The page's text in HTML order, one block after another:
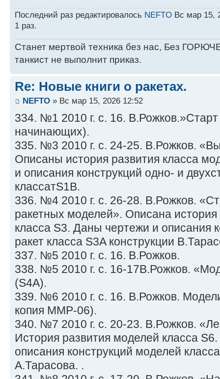
Последний раз редактировалось NEFTO Вс мар 15,
1 раз.
Станет мертвой техника без нас, Без
танкист не выполнит приказ.
Re: Новые книги о ракетах.
NEFTO » Вс мар 15, 2026 12:52
334. №1 2010 г. с. 16.
начинающих).
335. №3 2010 г. с. 24-25. В.Рожков.
Описаны история развития класса
и описания конструкций одно- и
классатS1B.
336. №4 2010 г. с. 26-28. В.Рожков.
ракетных моделей». Описана
класса S3. Даны чертежи и описания
ракет класса S3A конструкции
337. №5 2010 г. с. 16. В.Рожков.
338. №5 2010 г. с. 16-17В.Рожков.
(S4A).
339. №6 2010 г. с. 16. В.Рожков.
копия ММР-06).
340. №7 2010 г. с. 20-23. В.Рожков.
История развития моделей класса
описания конструкций моделей
А.Тарасова. .